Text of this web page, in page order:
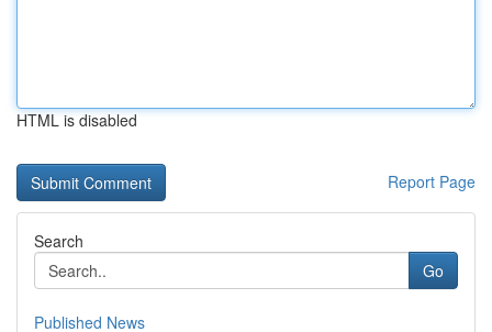
HTML is disabled
Report Page
Search
Go
Published News